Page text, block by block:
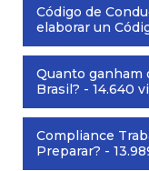
Código de
elaborar un
Quanto ganham
Brasil? - 14.640
Compliance
Preparar? -